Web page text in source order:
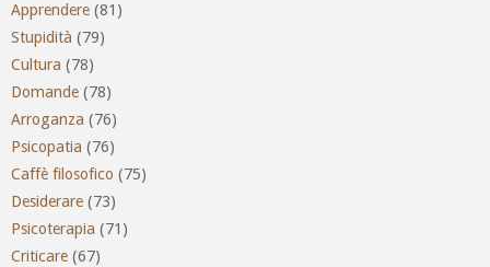
Apprendere (81)
Stupidità (79)
Cultura (78)
Domande (78)
Arroganza (76)
Psicopatia (76)
Caffè filosofico (75)
Desiderare (73)
Psicoterapia (71)
Criticare (67)